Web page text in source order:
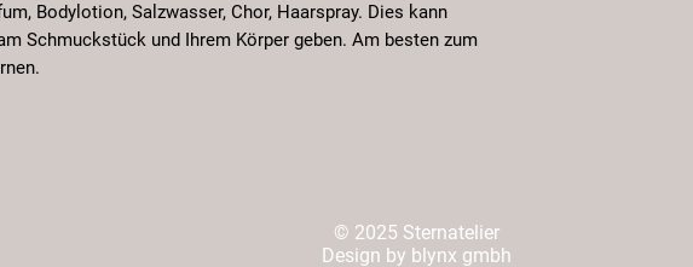
Bodylotion, Salzwasser, Chor, Haarspray. Dies kann
Schmuckstück und Ihrem Körper geben. Am besten zum
© 2025 Sternatelier
Design by blynx gmbh